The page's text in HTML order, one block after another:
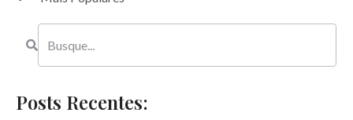
Posts Recentes: